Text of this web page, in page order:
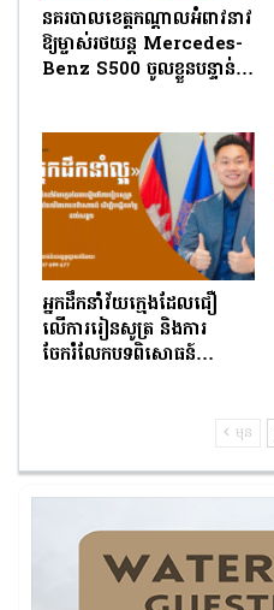
នគរបាលខេត្តកណ្តាលអំពាវនាវ
ឱ្យម្ចាស់រថយន្ត Mercedes-
Benz S500 ចូលខ្លួនបន្ទាន់…
អ្នកដឹកនាំវ័យក្មេងដែលជឿ
លើការរៀនសូត្រ និងការ
ចែករំលែកបទពិសោធន៍…
មុន